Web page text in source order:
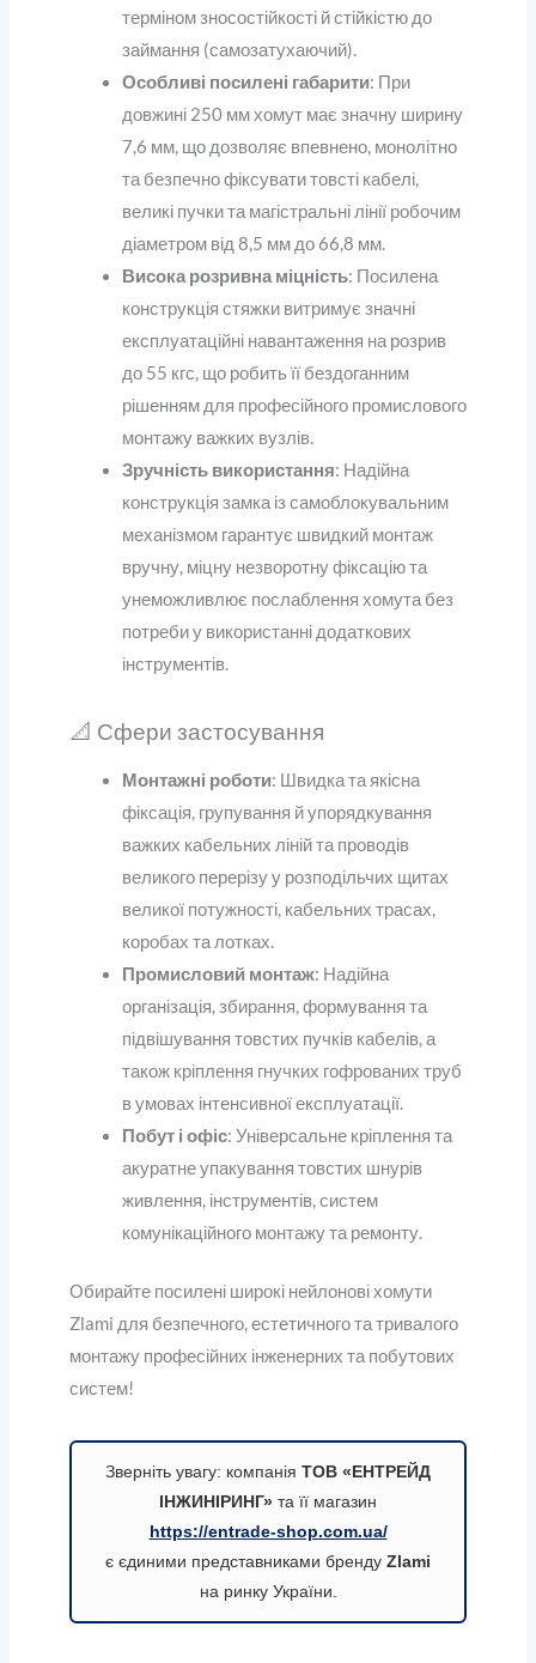
терміном зносостійкості й стійкістю до
займання (самозатухаючий).
Особливі посилені габарити: При
довжині 250 мм хомут має значну ширину
7,6 мм, що дозволяє впевнено, монолітно
та безпечно фіксувати товсті кабелі,
великі пучки та магістральні лінії робочим
діаметром від 8,5 мм до 66,8 мм.
Висока розривна міцність: Посилена
конструкція стяжки витримує значні
експлуатаційні навантаження на розрив
до 55 кгс, що робить її бездоганним
рішенням для професійного промислового
монтажу важких вузлів.
Зручність використання: Надійна
конструкція замка із самоблокувальним
механізмом гарантує швидкий монтаж
вручну, міцну незворотну фіксацію та
унеможливлює послаблення хомута без
потреби у використанні додаткових
інструментів.
📐 Сфери застосування
Монтажні роботи: Швидка та якісна
фіксація, групування й упорядкування
важких кабельних ліній та проводів
великого перерізу у розподільчих щитах
великої потужності, кабельних трасах,
коробах та лотках.
Промисловий монтаж: Надійна
організація, збирання, формування та
підвішування товстих пучків кабелів, а
також кріплення гнучких гофрованих труб
в умовах інтенсивної експлуатації.
Побут і офіс: Універсальне кріплення та
акуратне упакування товстих шнурів
живлення, інструментів, систем
комунікаційного монтажу та ремонту.
Обирайте посилені широкі нейлонові хомути
Zlami для безпечного, естетичного та тривалого
монтажу професійних інженерних та побутових
систем!
Зверніть увагу: компанія ТОВ «ЕНТРЕЙД
ІНЖИНІРИНГ» та її магазин
https://entrade-shop.com.ua/
є єдиними представниками бренду Zlami
на ринку України.